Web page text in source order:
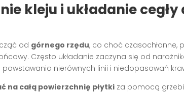
kleju i układanie
od górnego rzędu, co choć czasochłonne,
Często układanie zaczyna się od
nierównych linii i niedopasowań
na całą powierzchnię płytki za pomocą